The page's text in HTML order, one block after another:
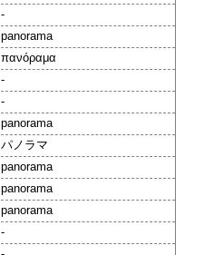
-
panorama
πανόραμα
-
-
panorama
パノラマ
panorama
panorama
panorama
-